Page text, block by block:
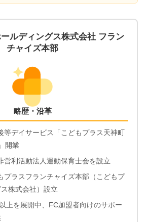
ルディングス株式会社 フラン
チャイズ本部
略歴・沿革
デイサービス「こどもプラス天神町
開業
利活動法人運動保育士会を設立
ラスフランチャイズ本部（こどもプ
株式会社）設立
を展開中、FC加盟者向けのサポー